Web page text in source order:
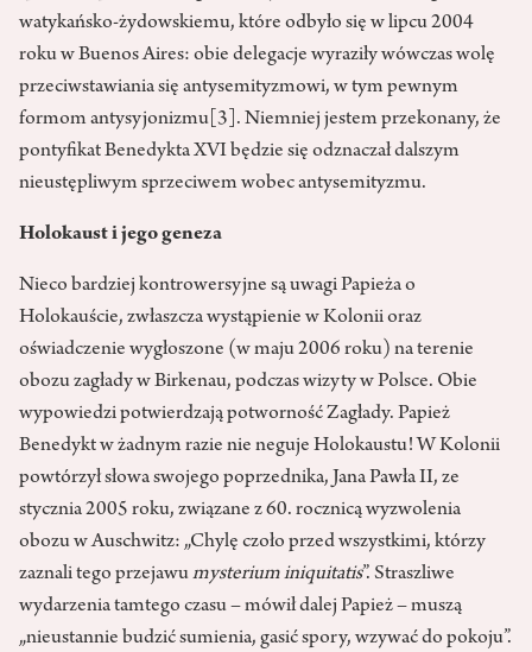
watykańsko-żydowskiemu, które odbyło się w lipcu 2004
roku w Buenos Aires: obie delegacje wyraziły wówczas wolę
przeciwstawiania się antysemityzmowi, w tym pewnym
formom antysyjonizmu [3] . Niemniej jestem przekonany, że
pontyfikat Benedykta XVI będzie się odznaczał dalszym
nieustępliwym sprzeciwem wobec antysemityzmu.
Holokaust i jego geneza
Nieco bardziej kontrowersyjne są uwagi Papieża o
Holokauście, zwłaszcza wystąpienie w Kolonii oraz
oświadczenie wygłoszone (w maju 2006 roku) na terenie
obozu zagłady w Birkenau, podczas wizyty w Polsce. Obie
wypowiedzi potwierdzają potworność Zagłady. Papież
Benedykt w żadnym razie nie neguje Holokaustu! W Kolonii
powtórzył słowa swojego poprzednika, Jana Pawła II, ze
stycznia 2005 roku, związane z 60. rocznicą wyzwolenia
obozu w Auschwitz: „Chylę czoło przed wszystkimi, którzy
zaznali tego przejawumysterium iniquitatis”. Straszliwe
wydarzenia tamtego czasu – mówił dalej Papież – muszą
„nieustannie budzić sumienia, gasić spory, wzywać do pokoju”.